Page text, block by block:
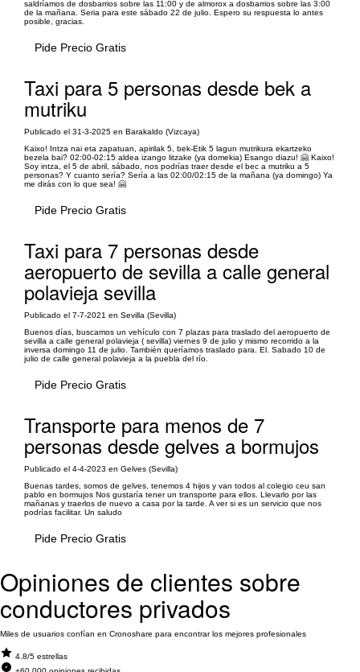
saldríamos de dosbarrios sobre las 11:00 y de almorox a dosbarrios sobre las 3:00
de la mañana. Seria para este sábado 22 de julio. Espero su respuesta lo antes
posible, gracias.
Pide Precio Gratis
Taxi para 5 personas desde bek a
mutriku
Publicado el 31-3-2025 en Barakaldo (Vizcaya)
Kaixo! Intza nai eta zapatuan, apirilak 5, bek-Etik 5 lagun mutrikura ekartzeko
bezela bai? 02:00-02:15 aldea izango litzake (ya domekia) Esango diazu! 🤗 Kaixo!
Soy intza, el 5 de abril, sábado, nos podrías traer desde el bec a mutriku a 5
personas? Y cuanto sería? Sería a las 02:00/02:15 de la mañana (ya domingo) Ya
me dirás con lo que sea! 🤗
Pide Precio Gratis
Taxi para 7 personas desde
aeropuerto de sevilla a calle general
polavieja sevilla
Publicado el 7-7-2021 en Sevilla (Sevilla)
Buenos días, buscamos un vehículo con 7 plazas para traslado del aeropuerto de
sevilla a calle general polavieja ( sevilla) viernes 9 de julio y mismo recorrido a la
inversa domingo 11 de julio. También queríamos traslado para. El. Sabado 10 de
julio de calle general polavieja a la puebla del río.
Pide Precio Gratis
Transporte para menos de 7
personas desde gelves a bormujos
Publicado el 4-4-2023 en Gelves (Sevilla)
Buenas tardes, somos de gelves, tenemos 4 hijos y van todos al colegio ceu san
pablo en bormujos Nos gustaría tener un transporte para ellos. Llevarlo por las
mañanas y traerlos de nuevo a casa por la tarde. A ver si es un servicio que nos
podrías facilitar. Un saludo
Pide Precio Gratis
Opiniones de clientes sobre
conductores privados
Miles de usuarios confían en Cronoshare para encontrar los mejores profesionales
4.8/5 estrellas